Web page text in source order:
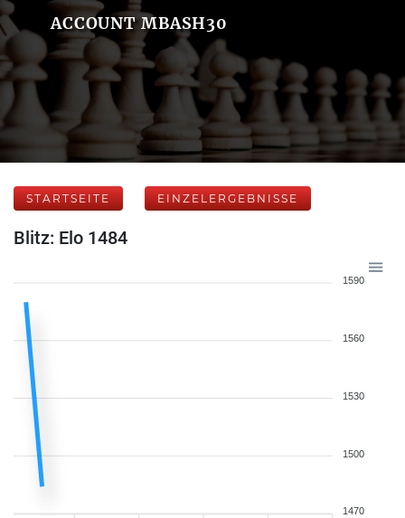
ACCOUNT MBASH30
STARTSEITE EINZELERGEBNISSE
Blitz: Elo 1484
1590
1560
1530
1500
1470